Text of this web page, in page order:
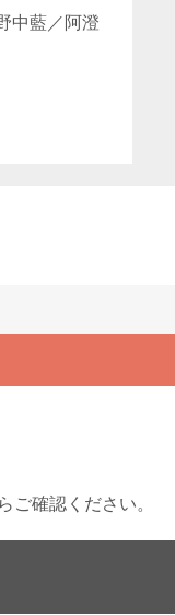
中藍／阿澄
ご確認ください。